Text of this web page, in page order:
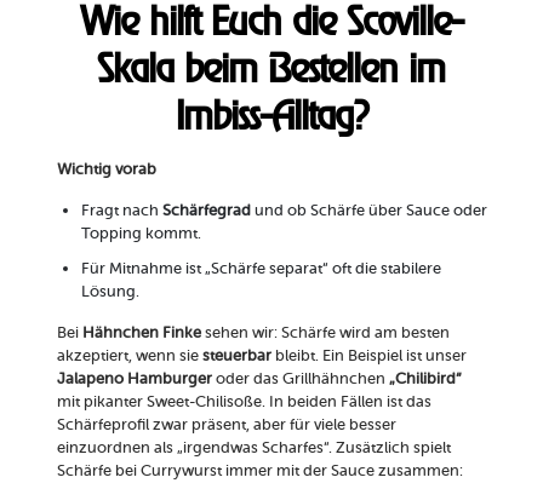
Wie hilft Euch die Scoville-
Skala beim Bestellen im
Imbiss-Alltag?
Wichtig vorab
Fragt nach Schärfegradund ob Schärfe über Sauce oder
Topping kommt.
Für Mitnahme ist „Schärfe separat“ oft die stabilere
Lösung.
Bei Hähnchen Finkesehen wir: Schärfe wird am besten
akzeptiert, wenn sie steuerbarbleibt. Ein Beispiel ist unser
Jalapeno Hamburgeroder das Grillhähnchen „Chilibird“
mit pikanter Sweet-Chilisoße. In beiden Fällen ist das
Schärfeprofil zwar präsent, aber für viele besser
einzuordnen als „irgendwas Scharfes“. Zusätzlich spielt
Schärfe bei Currywurst immer mit der Sauce zusammen: